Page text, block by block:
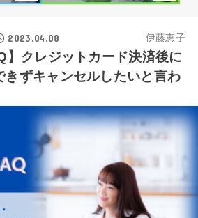
2023.04.08 伊藤恵子
】クレジットカード決済後に
きずキャンセルしたいと言わ